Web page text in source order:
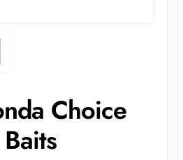
Choice
Baits